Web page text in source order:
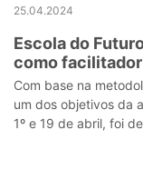
25.04.2024
Escola do
como
Com base na
um dos objetivos da
1º e 19 de abril, foi